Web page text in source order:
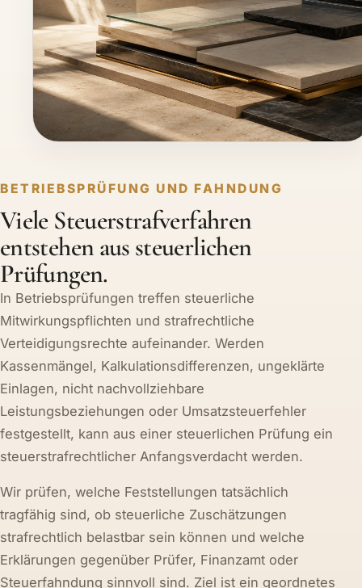
BETRIEBSPRÜFUNG UND FAHNDUNG
Viele Steuerstrafverfahren
entstehen aus steuerlichen
Prüfungen.
In Betriebsprüfungen treffen steuerliche
Mitwirkungspflichten und strafrechtliche
Verteidigungsrechte aufeinander. Werden
Kassenmängel, Kalkulationsdifferenzen, ungeklärte
Einlagen, nicht nachvollziehbare
Leistungsbeziehungen oder Umsatzsteuerfehler
festgestellt, kann aus einer steuerlichen Prüfung ein
steuerstrafrechtlicher Anfangsverdacht werden.
Wir prüfen, welche Feststellungen tatsächlich
tragfähig sind, ob steuerliche Zuschätzungen
strafrechtlich belastbar sein können und welche
Erklärungen gegenüber Prüfer, Finanzamt oder
Steuerfahndung sinnvoll sind. Ziel ist ein geordnetes